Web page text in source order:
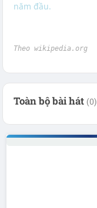
năm đầu.
Theo wikipedia.org
Toàn bộ bài hát (0)